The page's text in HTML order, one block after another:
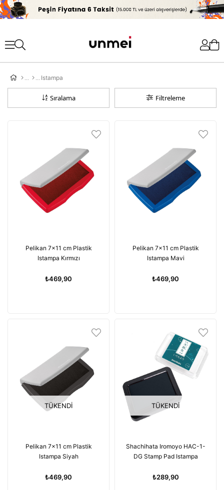
'
Istampa
Filtreleme
Sıralama
Pelikan 7x11 cm Plastik
Istampa Kırmızı
₺469,90
Pelikan 7x11 cm Plastik
Istampa Mavi
₺469,90
TÜKENDI
Pelikan 7x11 cm Plastik
Istampa Siyah
₺469,90
TÜKENDI
Shachihata Iromoyo HAC-1-
DG Stamp Pad Istampa
₺289,90